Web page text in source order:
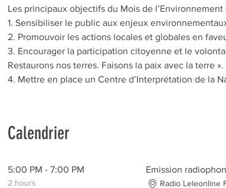
Les principaux objectifs du Mois de l’Environnement
1. Sensibiliser le public aux enjeux
2. Promouvoir les actions locales et globales en
3. Encourager la participation citoyenne et le
Restaurons nos terres. Faisons la paix avec la terre ».
4. Mettre en place un Centre d’Interprétation de la
Calendrier
5:00 PM - 7:00 PM
2 hours
Emission
Radio Leleonline